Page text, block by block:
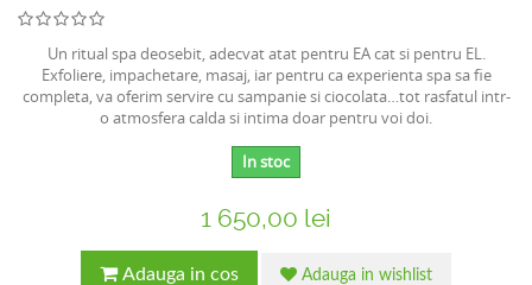
Un ritual spa deosebit, adecvat atat pentru EA cat si pentru EL.
Exfoliere, impachetare, masaj, iar pentru ca experienta spa sa fie
completa, va oferim servire cu sampanie si ciocolata…tot rasfatul intr-
o atmosfera calda si intima doar pentru voi doi.
In stoc
1 650,00 lei
Adauga in cos Adauga in wishlist